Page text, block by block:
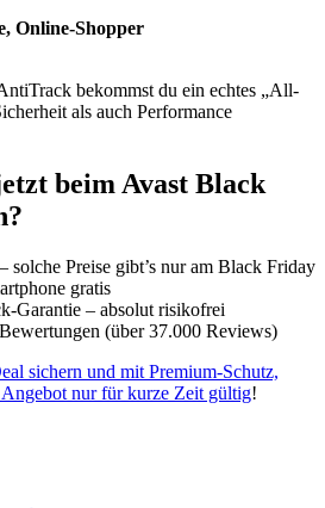
Online-Shopper
bekommst du ein echtes „All-
als auch Performance
beim Avast Black
solche Preise gibt’s nur am Black Friday
gratis
Garantie – absolut risikofrei
(über 37.000 Reviews)
sichern und mit Premium-Schutz,
nur für kurze Zeit gültig!